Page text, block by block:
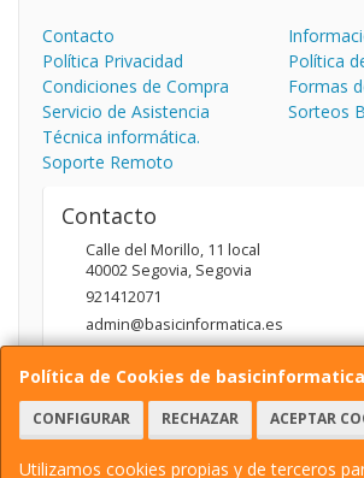
Política de Cookies de
CONFIGURAR RECHAZAR ACEPTAR
Utilizamos cookies propias y de terceros
Contacto
Política Privacidad
Política
Condiciones de Compra
Formas
Servicio de Asistencia
Técnica informática.
Soporte Remoto
Sorteos
Contacto
Calle del Morillo, 11 local
40002 Segovia, Segovia
921412071
admin@basicinformatica.es
Horario
L-V: 10:00 a 14:00h y de 17:00 a 20:00h / S: